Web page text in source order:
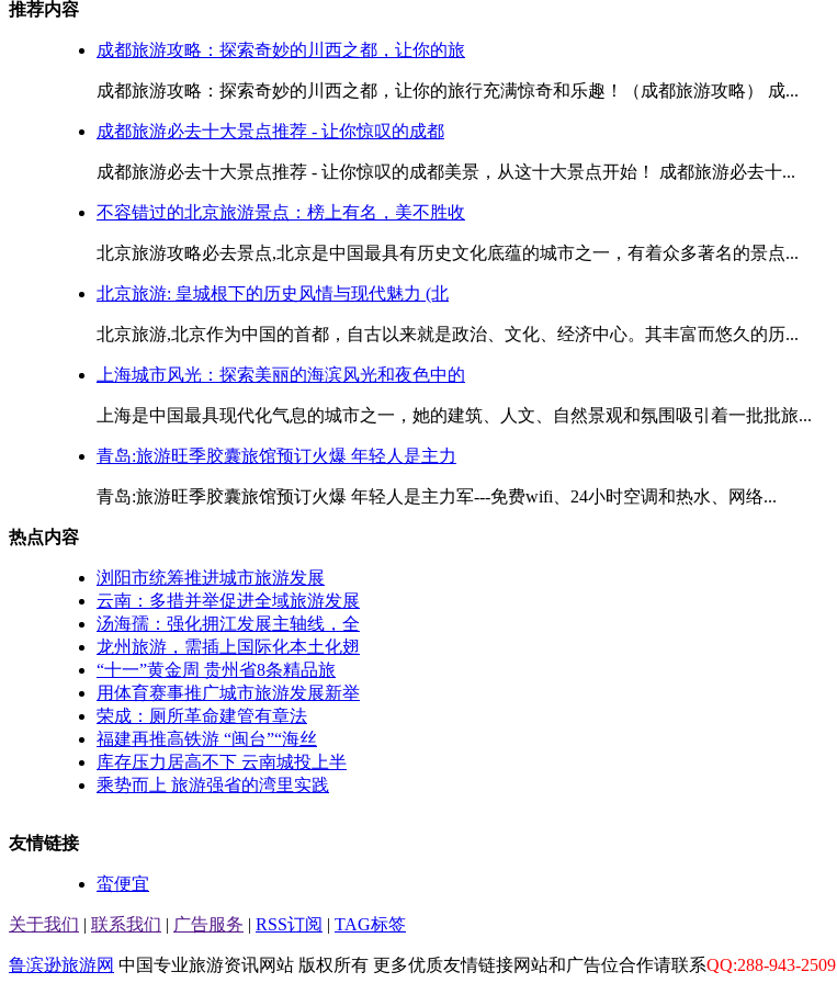
推荐内容
成都旅游攻略：探索奇妙的川西之都，让你的旅
成都旅游攻略：探索奇妙的川西之都，让你的旅行充满惊奇和乐趣！（成都旅游攻略） 成...
成都旅游必去十大景点推荐 - 让你惊叹的成都
成都旅游必去十大景点推荐 - 让你惊叹的成都美景，从这十大景点开始！ 成都旅游必去十...
不容错过的北京旅游景点：榜上有名，美不胜收
北京旅游攻略必去景点,北京是中国最具有历史文化底蕴的城市之一，有着众多著名的景点...
北京旅游: 皇城根下的历史风情与现代魅力 (北
北京旅游,北京作为中国的首都，自古以来就是政治、文化、经济中心。其丰富而悠久的历...
上海城市风光：探索美丽的海滨风光和夜色中的
上海是中国最具现代化气息的城市之一，她的建筑、人文、自然景观和氛围吸引着一批批旅...
青岛:旅游旺季胶囊旅馆预订火爆 年轻人是主力
青岛:旅游旺季胶囊旅馆预订火爆 年轻人是主力军---免费wifi、24小时空调和热水、网络...
热点内容
浏阳市统筹推进城市旅游发展
云南：多措并举促进全域旅游发展
汤海孺：强化拥江发展主轴线，全
龙州旅游，需插上国际化本土化翅
“十一”黄金周 贵州省8条精品旅
用体育赛事推广城市旅游发展新举
荣成：厕所革命建管有章法
福建再推高铁游 “闽台”“海丝
库存压力居高不下 云南城投上半
乘势而上 旅游强省的湾里实践
友情链接
蛮便宜
关于我们 | 联系我们 | 广告服务 | RSS订阅 | TAG标签
鲁滨逊旅游网 中国专业旅游资讯网站 版权所有 更多优质友情链接网站和广告位合作请联系QQ:288-943-2509